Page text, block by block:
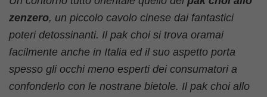
zenzero, un piccolo cavolo cinese dai fantastici
poteri detossinanti. Il pak choi si trova oramai
facilmente anche in Italia ed il suo aspetto porta
spesso gli occhi meno esperti dei consumatori a
confonderlo con le nostrane bietole. Il pak choi allo